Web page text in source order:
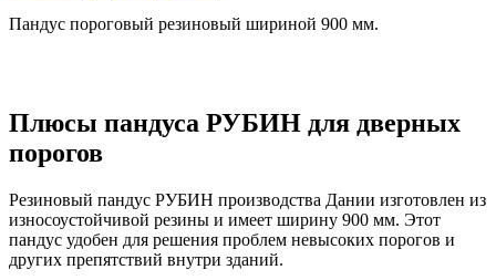
Пандус пороговый резиновый шириной 900 мм.
Плюсы пандуса РУБИН для дверных
порогов
Резиновый пандус РУБИН производства Дании изготовлен из
износоустойчивой резины и имеет ширину 900 мм. Этот
пандус удобен для решения проблем невысоких порогов и
других препятствий внутри зданий.